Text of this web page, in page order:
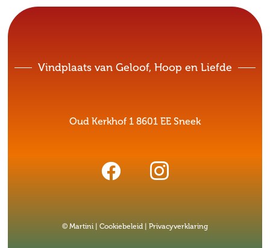
Vindplaats van Geloof, Hoop en Liefde
Oud Kerkhof 1 8601 EE Sneek
© Martini | Cookiebeleid Privacyverklaring